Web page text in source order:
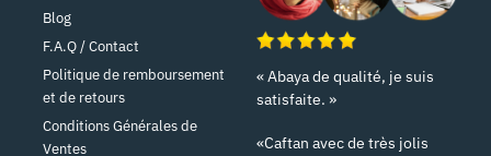
Blog
F.A.Q / Contact
Politique de remboursement
et de retours
Conditions Générales de
Ventes
« Abaya de qualité, je suis
satisfaite. »
«Caftan avec de très jolis